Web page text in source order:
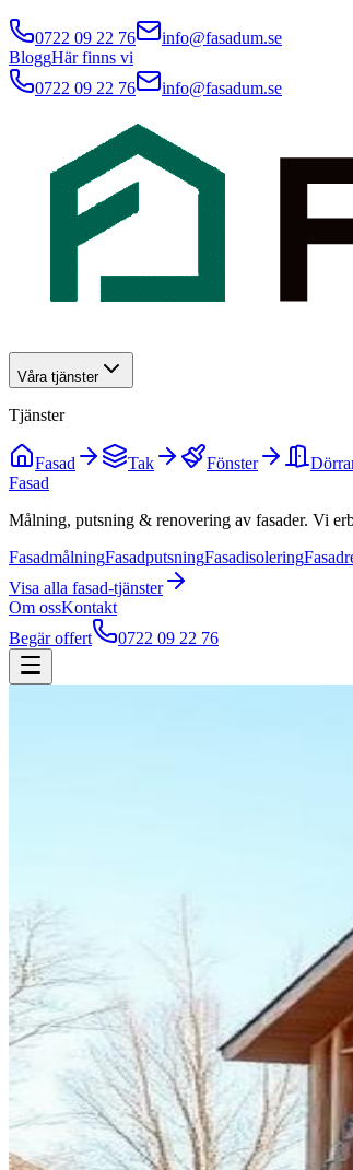
0722 09 22 76
info@fasadum.se
BloggHär finns vi
0722 09 22 76
info@fasadum.se
Våra tjänster
Tjänster
Fasad Tak Fönster
Fasad
Målning, putsning & renovering av fasader. Vi
FasadmålningFasadputsningFasadisolering
Visa alla fasad-tjänster
Om ossKontakt
Begär offert
0722 09 22 76